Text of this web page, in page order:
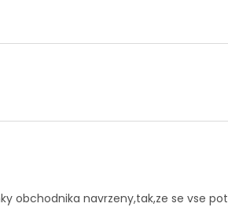
obchodnika navrzeny,tak,ze se vse